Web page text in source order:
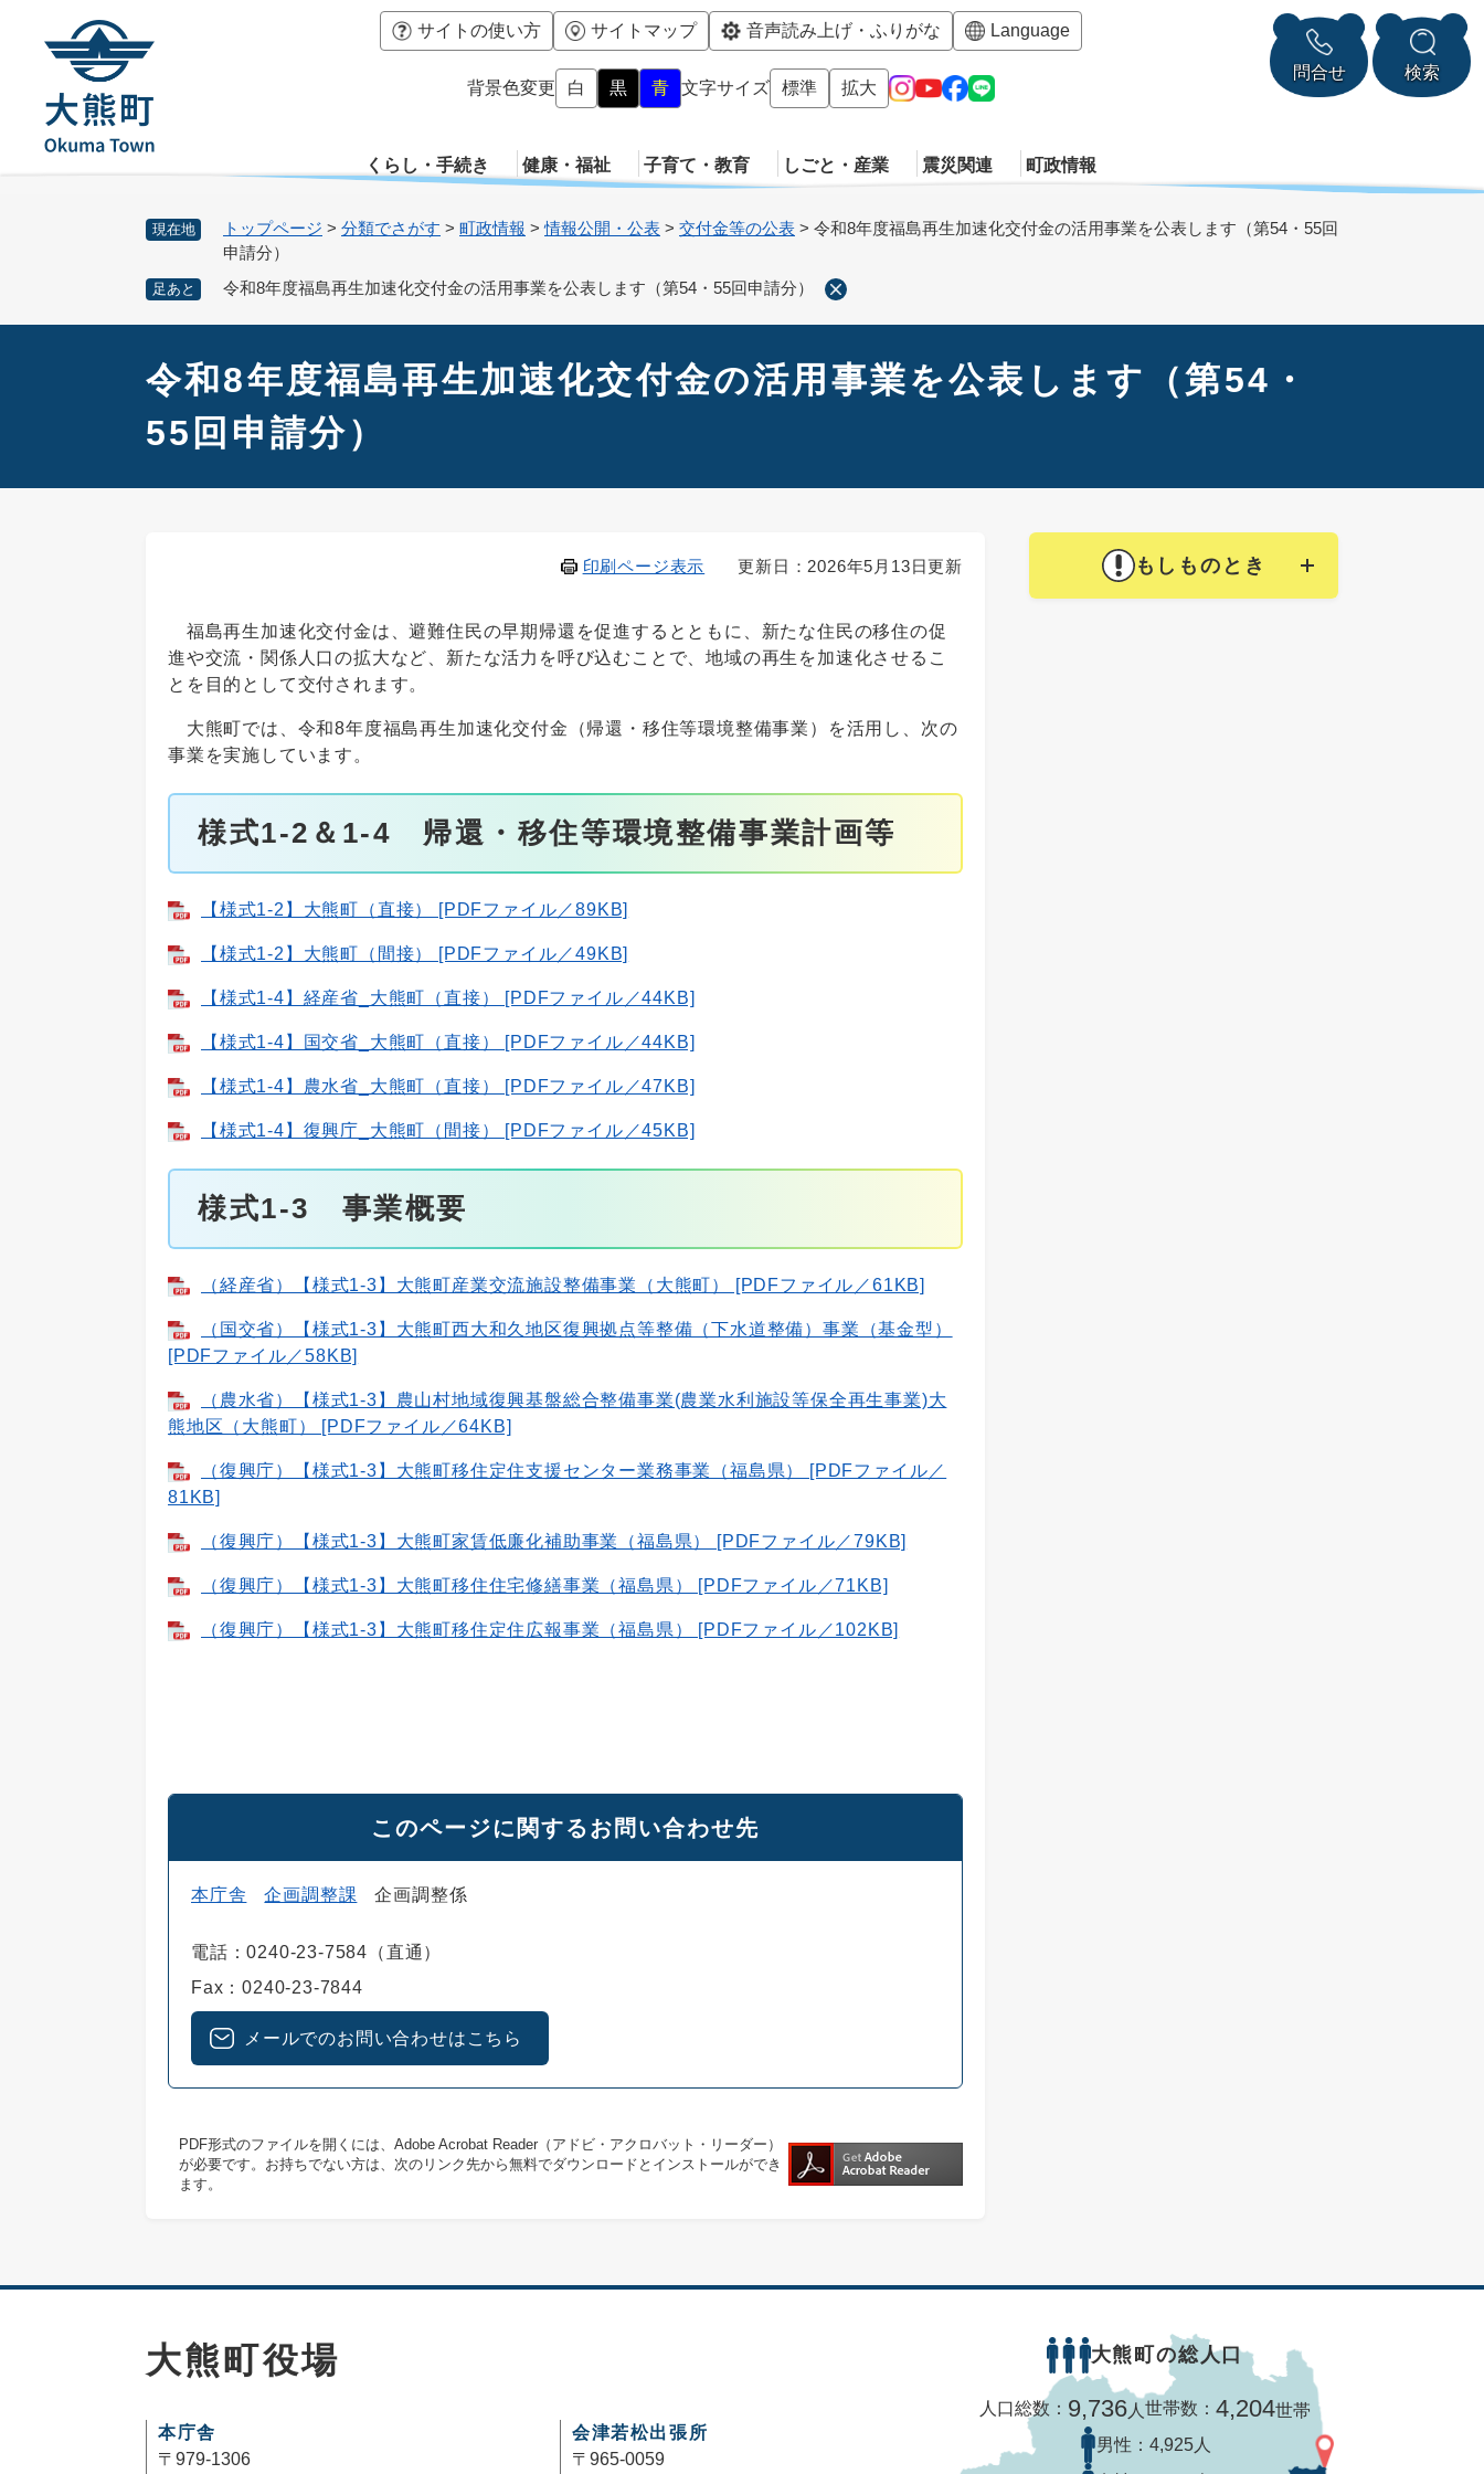
メニューを飛ばして本文へ
サイトの使い方 サイトマップ 音声読み上げ・ふりがな Language
背景色変更 白 黒 青 文字サイズ 標準 拡大
問合せ 検索
くらし・手続き 健康・福祉 子育て・教育 しごと・産業 震災関連 町政情報
現在地 トップページ > 分類でさがす > 町政情報 >情報公開・公表 > 交付金等の公表 > 令和8年度福島再生加速化交付金の活用事業を公表します（第54・55回
申請分）
足あと 令和8年度福島再生加速化交付金の活用事業を公表します（第54・55回申請分）
令和8年度福島再生加速化交付金の活用事業を公表します（第54・
55回申請分）
更新日：2026年5月13日更新
印刷ページ表示
福島再生加速化交付金は、避難住民の早期帰還を促進するとともに、新たな住民の移住の促
進や交流・関係人口の拡大など、新たな活力を呼び込むことで、地域の再生を加速化させるこ
とを目的として交付されます。
大熊町では、令和8年度福島再生加速化交付金（帰還・移住等環境整備事業）を活用し、次の
事業を実施しています。
様式1-2＆1-4 帰還・移住等環境整備事業計画等
【様式1-2】大熊町（直接） [PDFファイル／89KB]
【様式1-2】大熊町（間接） [PDFファイル／49KB]
【様式1-4】経産省_大熊町（直接） [PDFファイル／44KB]
【様式1-4】国交省_大熊町（直接） [PDFファイル／44KB]
【様式1-4】農水省_大熊町（直接） [PDFファイル／47KB]
【様式1-4】復興庁_大熊町（間接） [PDFファイル／45KB]
様式1-3 事業概要
（経産省）【様式1-3】大熊町産業交流施設整備事業（大熊町） [PDFファイル／61KB]
（国交省）【様式1-3】大熊町西大和久地区復興拠点等整備（下水道整備）事業（基金型）
[PDFファイル／58KB]
（農水省）【様式1-3】農山村地域復興基盤総合整備事業(農業水利施設等保全再生事業)大
熊地区（大熊町） [PDFファイル／64KB]
（復興庁）【様式1-3】大熊町移住定住支援センター業務事業（福島県） [PDFファイル／
81KB]
（復興庁）【様式1-3】大熊町家賃低廉化補助事業（福島県） [PDFファイル／79KB]
（復興庁）【様式1-3】大熊町移住住宅修繕事業（福島県） [PDFファイル／71KB]
（復興庁）【様式1-3】大熊町移住定住広報事業（福島県） [PDFファイル／102KB]
このページに関するお問い合わせ先
本庁舎 企画調整課 企画調整係
電話：0240-23-7584（直通）
Fax：0240-23-7844
メールでのお問い合わせはこちら
PDF形式のファイルを開くには、Adobe Acrobat Reader（アドビ・アクロバット・リーダー）
が必要です。お持ちでない方は、次のリンク先から無料でダウンロードとインストールができ
ます。
もしものとき
大熊町役場
本庁舎
〒979-1306
会津若松出張所
〒965-0059
大熊町の総人口
人口総数： 9,736 人 世帯数： 4,204世帯
男性： 4,925人